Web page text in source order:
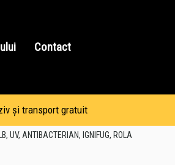
Contact
și transport gratuit
UV, ANTIBACTERIAN, IGNIFUG, ROLA